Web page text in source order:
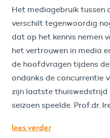
Het mediagebruik tussen
verschilt tegenwoordig
dat op het kennis nemen
het vertrouwen in media
de hoofdvragen tijdens
ondanks de concurrentie
zijn laatste thuiswedstrijd
seizoen speelde. Prof.dr.
lees verder